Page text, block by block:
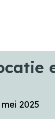
2025